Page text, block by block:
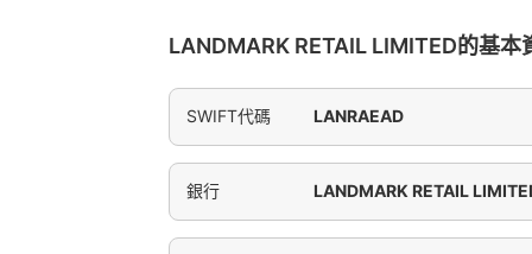
LANDMARK RETAIL LIMITED的基本
SWIFT代碼 LANRAEAD
銀行 LANDMARK RETAIL